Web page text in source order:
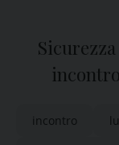
incontro